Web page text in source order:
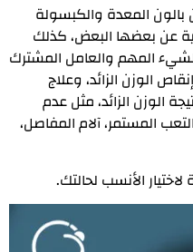
بالون المعدة والكبسولة
عن بعضها البعض، كذلك
المهم والعامل المشترك
الوزن الزائد، وعلاج
الوزن الزائد، مثل عدم
المستمر، آلام المفاصل،
الأنسب لحالتك.